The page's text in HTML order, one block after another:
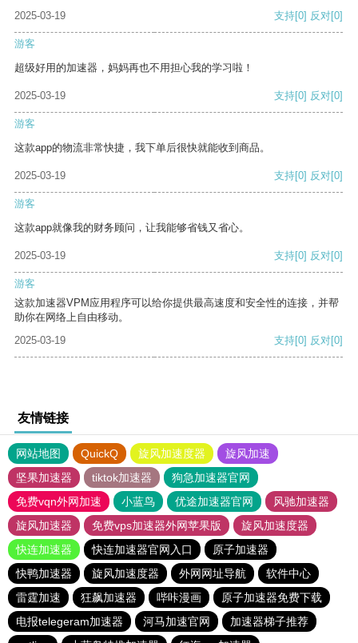
2025-03-19
支持[0] 反对[0]
游客
超级好用的加速器，妈妈再也不用担心我的学习啦！
2025-03-19 支持[0] 反对[0]
游客
这款app的物流非常快捷，我下单后很快就能收到商品。
2025-03-19 支持[0] 反对[0]
游客
这款app就像我的财务顾问，让我能够省钱又省心。
2025-03-19 支持[0] 反对[0]
游客
这款加速器VPM应用程序可以给你提供最高速度和安全性的连接，并帮
助你在网络上自由移动。
2025-03-19
支持[0] 反对[0]
友情链接
网站地图 QuickQ 旋风加速度器
旋风加速
坚果加速器
tiktok加速器
狗急加速器官网
免费vqn外网加速
小蓝鸟 优途加速器官网
风驰加速器
旋风加速器
免费vps加速器外网苹果版
旋风加速度器
快连加速器
快连加速器官网入口
原子加速器
快鸭加速器
旋风加速度器 外网网址导航
软件中心
雷霆加速
狂飙加速器 哔咔漫画
原子加速器免费下载
电报telegeram加速器
河马加速官网
加速器梯子推荐